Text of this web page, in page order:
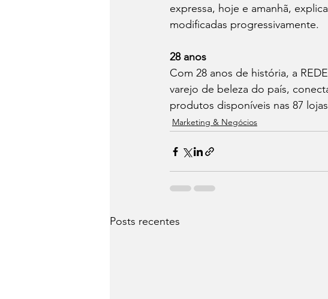
expressa, hoje e amanhã,
modificadas progressivamente.
28 anos
Com 28 anos de história, a
varejo de beleza do país,
produtos disponíveis nas 87
Marketing & Negócios
Posts recentes